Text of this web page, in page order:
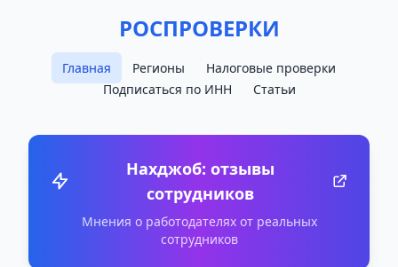
РОСПРОВЕРКИ
Главная Регионы
Налоговые проверки
Подписаться по ИНН
Статьи
Нахджоб: отзывы
сотрудников
Мнения о работодателях от реальных
сотрудников